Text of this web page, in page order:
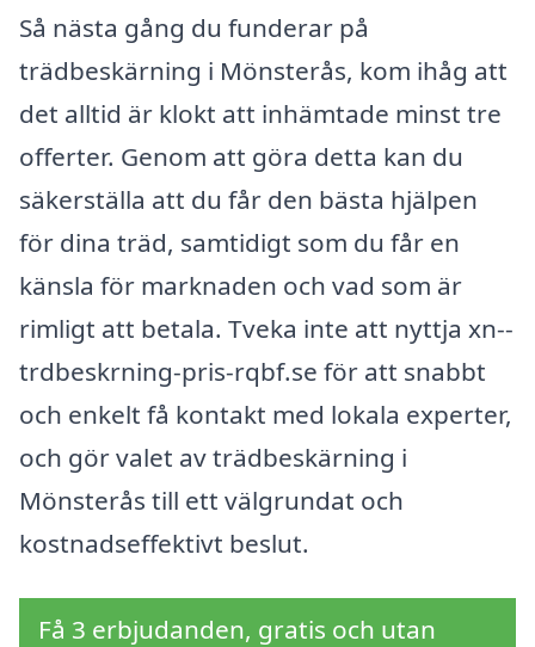
Så nästa gång du funderar på
trädbeskärning i Mönsterås, kom ihåg att
det alltid är klokt att inhämtade minst tre
offerter. Genom att göra detta kan du
säkerställa att du får den bästa hjälpen
för dina träd, samtidigt som du får en
känsla för marknaden och vad som är
rimligt att betala. Tveka inte att nyttja xn--
trdbeskrning-pris-rqbf.se för att snabbt
och enkelt få kontakt med lokala experter,
och gör valet av trädbeskärning i
Mönsterås till ett välgrundat och
kostnadseffektivt beslut.
Få 3 erbjudanden, gratis och utan